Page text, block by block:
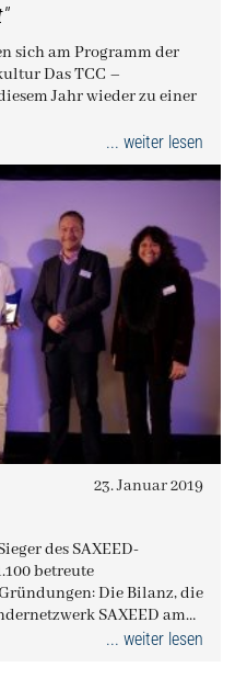
sich am Programm der
TCC –
Jahr wieder zu einer
... weiter lesen
23. Januar 2019
des SAXEED-
Die Bilanz, die
SAXEED am
... weiter lesen